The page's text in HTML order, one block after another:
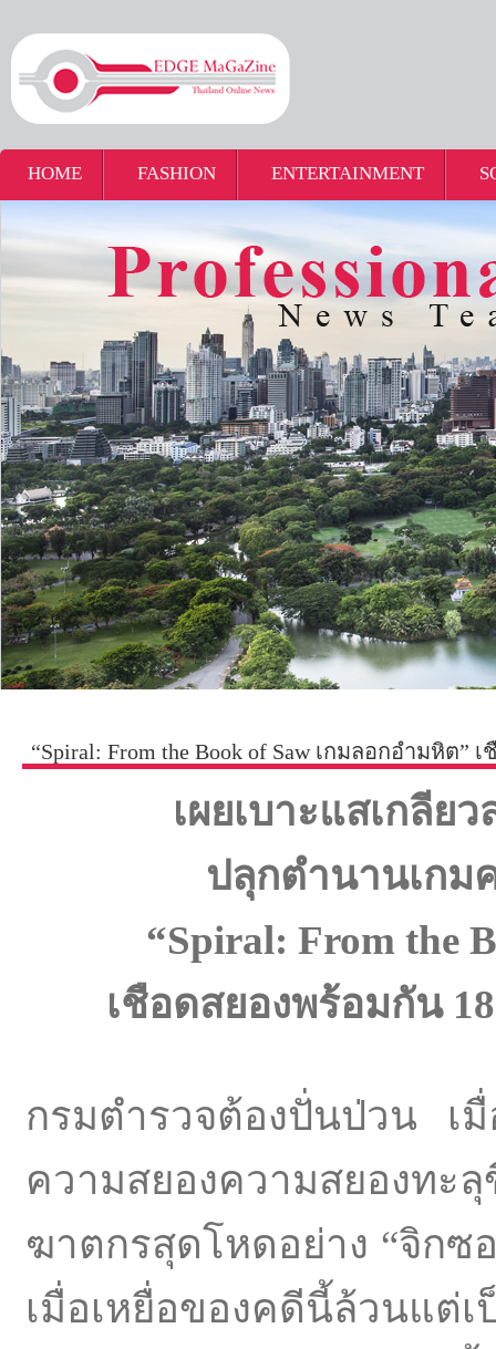
HOME FASHION ENTERTAINMENT
“Spiral: From the Book of Saw เกมลอกอำมหิ
เผยเบาะแสเกลีย
ปลุกตำนานเกม
“Spiral: From the
เชือดสยองพร้อมกัน
กรมตำรวจต้องปั่นป่วน เ
ความสยองความสยองทะ
ฆาตกรสุดโหดอย่าง “จิกซ
เมื่อเหยื่อของคดีนี้ล้วนแต่